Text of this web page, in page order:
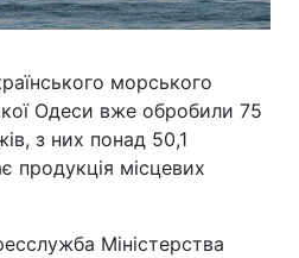
морського
Одеси вже обробили 75
з них понад 50,1
продукція місцевих
Міністерства